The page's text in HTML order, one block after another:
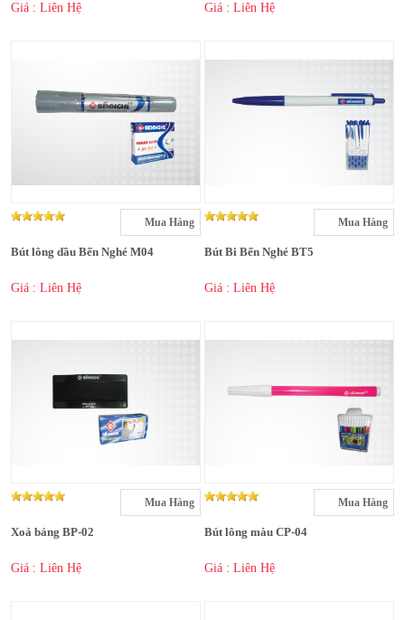
Giá : Liên Hệ Giá : Liên Hệ
Mua Hàng
Bút lông dầu Bến Nghé M04
Giá : Liên Hệ
Mua Hàng
Bút Bi Bến Nghé BT5
Giá : Liên Hệ
Mua Hàng
Xoá bảng BP-02
Giá : Liên Hệ
Mua Hàng
Bút lông màu CP-04
Giá : Liên Hệ